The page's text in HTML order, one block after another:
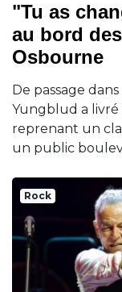
"Tu as
au bord
Osbourne
De passage
Yungblud a
reprenant un
un public
Rock